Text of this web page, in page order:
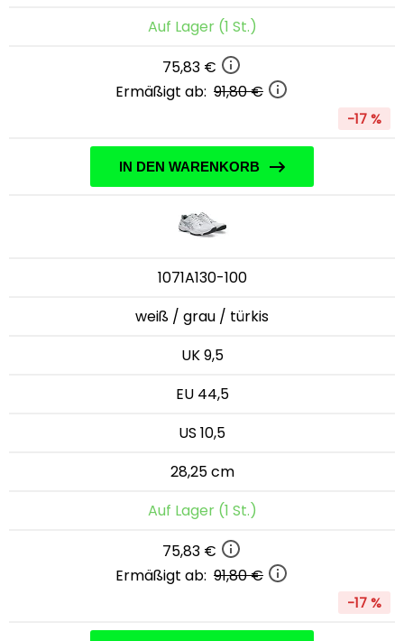
Auf Lager (1 St.)
75,83 €
Ermäßigt ab: 91,80 €
-17 %
IN DEN WARENKORB
1071A130-100
weiß / grau / türkis
UK 9,5
EU 44,5
US 10,5
28,25 cm
Auf Lager (1 St.)
75,83 €
Ermäßigt ab: 91,80 €
-17 %